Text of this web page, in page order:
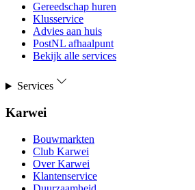
Gereedschap huren
Klusservice
Advies aan huis
PostNL afhaalpunt
Bekijk alle services
Services
Karwei
Bouwmarkten
Club Karwei
Over Karwei
Klantenservice